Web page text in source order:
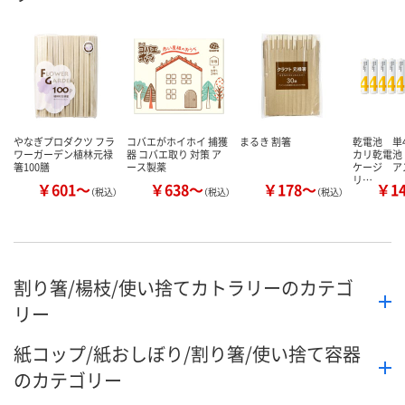
やなぎプロダクツ フラ
ワーガーデン植林元禄
箸100膳
￥601～（税込）
コバエがホイホイ 捕獲
器 コバエ取り 対策 ア
ース製薬
￥638～（税込）
まるき 割箸
￥178～（税込）
乾電池
カリ乾電
ケージ ア
リ… ￥
割り箸/楊枝/使い捨てカトラリーのカテゴ
リー
紙コップ/紙おしぼり/割り箸/使い捨て容器
のカテゴリー